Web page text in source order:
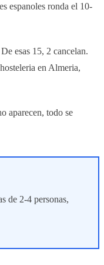
espanoles ronda el 10-
esas 15, 2 cancelan.
en Almeria,
aparecen, todo se
de 2-4 personas,